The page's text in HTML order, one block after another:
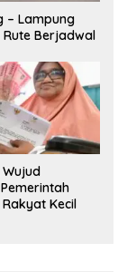
– Lampung
Rute Berjadwal
Wujud
Kecil